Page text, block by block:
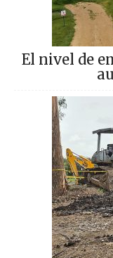
El nivel de